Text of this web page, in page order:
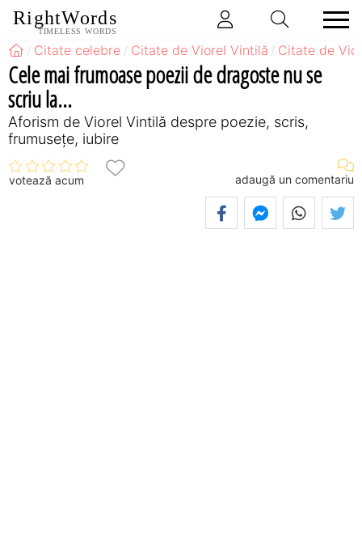
RightWords
TIMELESS WORDS
Citate celebre Citate de Viorel Vintilă Citate de
Cele mai frumoase poezii de dragoste nu se
scriu la...
Aforism de Viorel Vintilă despre poezie, scris,
frumusețe, iubire
votează acum adaugă un comentariu